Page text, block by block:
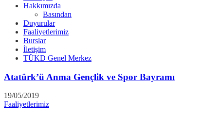
Hakkımızda
Basından
Duyurular
Faaliyetlerimiz
Burslar
İletişim
TÜKD Genel Merkez
Atatürk’ü Anma Gençlik ve Spor Bayramı
19/05/2019
Faaliyetlerimiz